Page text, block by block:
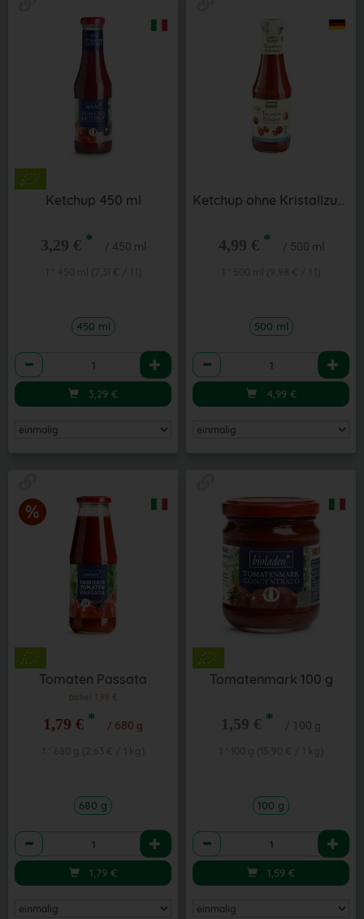
Ketchup 450 ml
3,29 € * / 450 ml
450 ml
Anzahl
3,29 €
Ketchup ohne Kristallzucker 500 ml
4,99 € * / 500 ml
500 ml
Anzahl
4,99 €
Tomaten Passata
bisher 1,99 €
1,79 € * / 680 g
680 g
Anzahl
1,79 €
Tomatenmark 100 g
1,59 € * / 100 g
100 g
Anzahl
1,59 €